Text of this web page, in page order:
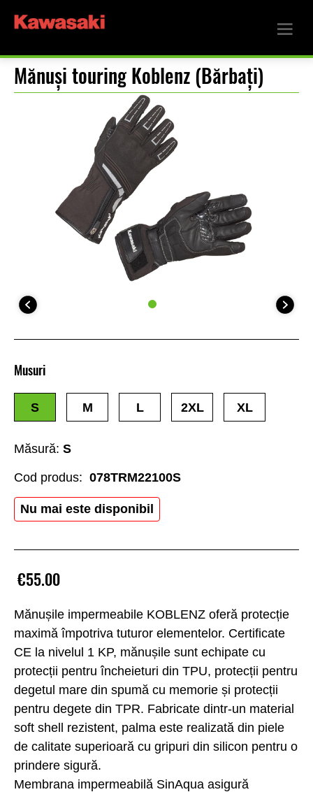
Mănuși touring Koblenz (Bărbați)
Mănușile impermeabile KOBLENZ oferă protecție
maximă împotriva tuturor elementelor. Certificate
CE la nivelul 1 KP, mănușile sunt echipate cu
protecții pentru încheieturi din TPU, protecții pentru
degetul mare din spumă cu memorie și protecții
pentru degete din TPR. Fabricate dintr-un material
soft shell rezistent, palma este realizată din piele
de calitate superioară cu gripuri din silicon pentru o
prindere sigură.
Membrana impermeabilă SinAqua asigură
€55.00
Măsură: S
Nu mai este disponibil
Musuri
S M L 2XL XL
Cod produs: 078TRM22100S